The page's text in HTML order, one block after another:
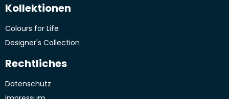
Kollektionen
Colours for Life
Designer's Collection
Rechtliches
Datenschutz